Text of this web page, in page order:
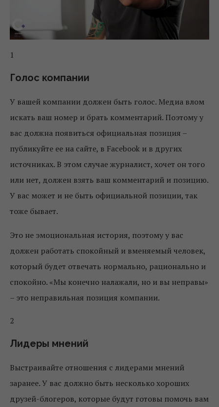
1
Голос компании
У вашей компании должен быть голос. Медиа влом
искать ваш номер и брать комментарий. Поэтому у
вас должна появиться официальная позиция –
публикуйте ее на сайте, в Facebook и в других
источниках. В этом случае журналист, хочет он того
или нет, должен взять ваш комментарий и позицию.
У вас может и не быть официальной позиции, так
тоже бывает.
Это не эмоциональная история, поэтому у вас
должен работать спокойный и вменяемый человек,
который будет отвечать нормально, рационально и
спокойно. «Мы конечно налажали, но и вы неправы»
– это неправильная позиция компании.
2
Лидеры мнений
Выстраивайте отношения с лидерами мнений
заранее. У вас должно быть несколько хороших
друзей-блогеров, которые будут готовы помочь вам